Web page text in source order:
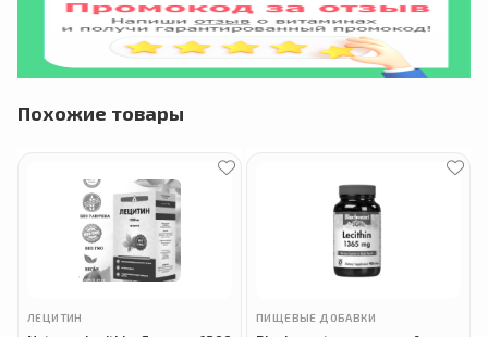
Похожие товары
ЛЕЦИТИН ПИЩЕВЫЕ ДОБАВКИ